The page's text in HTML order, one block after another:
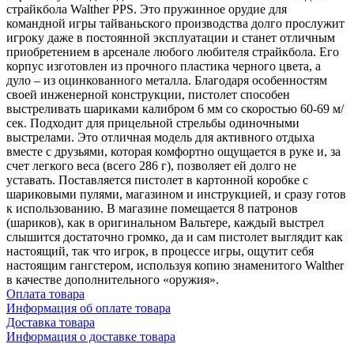
страйкбола Walther PPS. Это пружинное орудие для
командной игры тайваньского производства долго прослужит
игроку даже в постоянной эксплуатации и станет отличным
приобретением в арсенале любого любителя страйкбола. Его
корпус изготовлен из прочного пластика черного цвета, а
дуло – из оцинкованного металла. Благодаря особенностям
своей инженерной конструкции, пистолет способен
выстреливать шариками калибром 6 мм со скоростью 60-69 м/
сек. Подходит для прицельной стрельбы одиночными
выстрелами. Это отличная модель для активного отдыха
вместе с друзьями, которая комфортно ощущается в руке и, за
счет легкого веса (всего 286 г), позволяет ей долго не
уставать. Поставляется пистолет в картонной коробке с
шариковыми пулями, магазином и инструкцией, и сразу готов
к использованию. В магазине помещается 8 патронов
(шариков), как в оригинальном Вальтере, каждый выстрел
слышится достаточно громко, да и сам пистолет выглядит как
настоящий, так что игрок, в процессе игры, ощутит себя
настоящим гангстером, используя копию знаменитого Walther
в качестве дополнительного «оружия».
Оплата товара
Информация об оплате товара
Доставка товара
Информация о доставке товара